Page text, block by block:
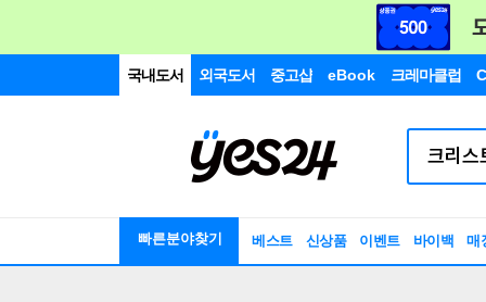
국내도서 외국도서 중고샵 eBook 크레마클럽
빠른분야찾기 베스트 신상품 이벤트 바이백 매